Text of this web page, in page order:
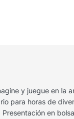
y juegue en la
para horas de
en